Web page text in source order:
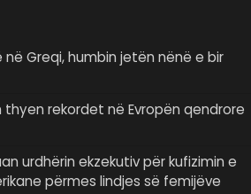
në Greqi, humbin jetën nënë e bir
thyen rekordet në Evropën qendrore
urdhërin ekzekutiv për kufizimin e
përmes lindjes së femijëve